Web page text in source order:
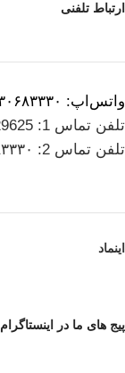
ارتباط تلفنی
واتس‌اپ: ۰۹۳۳۰۶۸۳۳۳۰
تلفن تماس 1: 0114229625
تلفن تماس 2: ۰۹۳۳۰۶۸۳۳۳۰
اینماد
پیج های ما در اینستاگرام